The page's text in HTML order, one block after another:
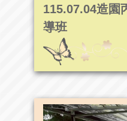
115.07.04造園
導班